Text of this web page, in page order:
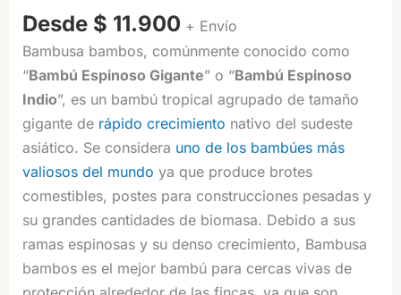
Desde $ 11.900 + Envío
Bambusa bambos, comúnmente conocido como
“Bambú Espinoso Gigante” o “Bambú Espinoso
Indio”, es un bambú tropical agrupado de tamaño
gigante de rápido crecimiento nativo del sudeste
asiático. Se considera uno de los bambúes más
valiosos del mundo ya que produce brotes
comestibles, postes para construcciones pesadas y
su grandes cantidades de biomasa. Debido a sus
ramas espinosas y su denso crecimiento, Bambusa
bambos es el mejor bambú para cercas vivas de